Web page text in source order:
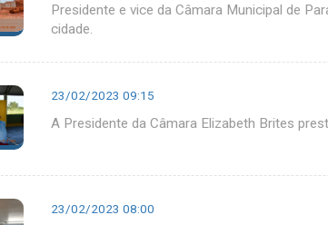
Presidente e vice da Câmara Municipal de
cidade.
23/02/2023 09:15
A Presidente da Câmara Elizabeth Brites
23/02/2023 08:00